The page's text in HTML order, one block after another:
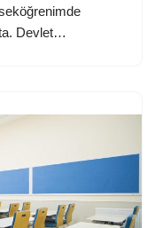
Devlet…